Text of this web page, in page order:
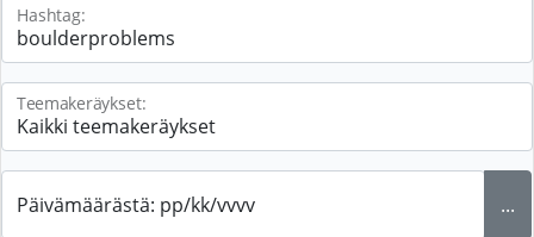
Hashtag:
Teemakeräykset:
Päivämäärästä: pp/kk/vvvv ...